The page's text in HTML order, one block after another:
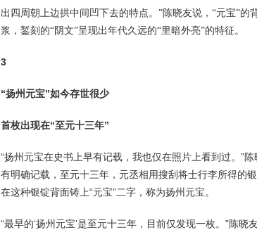
出四周朝上边拱中间凹下去的特点。”陈晓友说，“元宝”
浆，錾刻的“阴文”呈现出年代久远的“里暗外亮”的特征。
3
“扬州元宝”如今存世很少
首枚出现在“至元十三年”
“扬州元宝在史书上早有记载，我也仅在照片上看到过。”
有明确记载，至元十三年，元丞相用搜刮将士行李所得的
在这种银锭背面铸上“元宝”二字，称为扬州元宝。
“最早的‘扬州元宝’是至元十三年，目前仅发现一枚。”陈